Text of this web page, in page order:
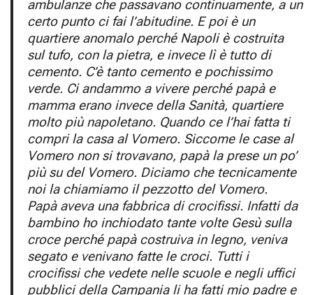
ambulanze che passavano continuamente, a un
certo punto ci fai l’abitudine. E poi è un
quartiere anomalo perché Napoli è costruita
sul tufo, con la pietra, e invece lì è tutto di
cemento. C’è tanto cemento e pochissimo
verde. Ci andammo a vivere perché papà e
mamma erano invece della Sanità, quartiere
molto più napoletano. Quando ce l’hai fatta ti
compri la casa al Vomero. Siccome le case al
Vomero non si trovavano, papà la prese un po’
più su del Vomero. Diciamo che tecnicamente
noi la chiamiamo il pezzotto del Vomero.
Papà aveva una fabbrica di crocifissi. Infatti da
bambino ho inchiodato tante volte Gesù sulla
croce perché papà costruiva in legno, veniva
segato e venivano fatte le croci. Tutti i
crocifissi che vedete nelle scuole e negli uffici
pubblici della Campania li ha fatti mio padre e